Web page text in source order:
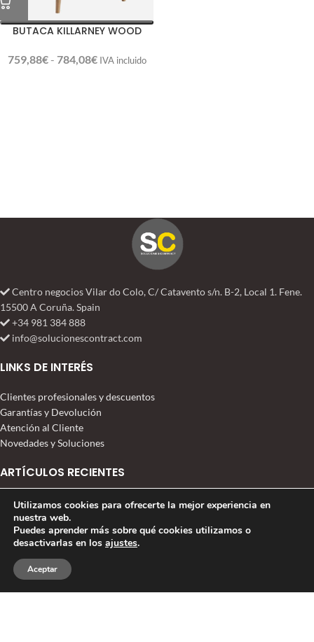
BUTACA KILLARNEY WOOD
759,88€ - 784,08€ IVA incluido
Centro negocios Vilar do Colo, C/ Catavento s/n. B-2, Local 1. Fene.
15500 A Coruña. Spain
+34 981 384 888
info@solucionescontract.com
LINKS DE INTERÉS
Clientes profesionales y descuentos
Garantías y Devolución
Atención al Cliente
Novedades y Soluciones
ARTÍCULOS RECIENTES
EQUIPAMIENTO HOTEL RURAL MONTEBREAMO
28 abril, 2026
Taburetes Basculantes en tendencia
7 diciembre, 2025
Utilizamos cookies para ofrecerte la mejor experiencia en
nuestra web.
Puedes aprender más sobre qué cookies utilizamos o
desactivarlas en los ajustes.
Aceptar
DeseosCarrito
Mi cuenta